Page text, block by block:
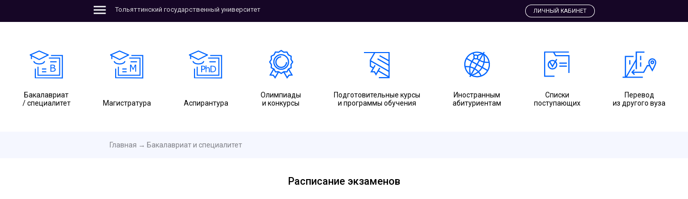
Тольяттинский государственный университет ЛИЧНЫЙ КАБИНЕТ
Бакалавриат
/ специалитет
Магистратура Аспирантура
Олимпиады
и конкурсы
Подготовительные курсы
и программы обучения
Иностранным
абитуриентам
Cписки
поступающих
Перевод
из другого вуза
Главная → Бакалавриат и специалитет
Расписание экзаменов